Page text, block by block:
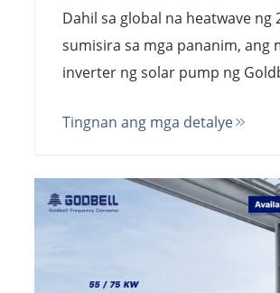
Bagong Pamantayan
Dahil sa global na heatwave ng
sumisira sa mga pananim, ang
inverter ng solar pump ng
MPPT at proteksyon na IP65. Ito
para sa pagsasapalig sa bukid
ng tubig sa malalayong lugar.
Tingnan ang mga detalye